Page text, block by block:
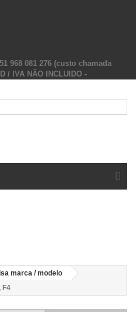
968 081 276 (custo chamada
/ IVA NÃO INCLUIDO -
marca / modelo
F4